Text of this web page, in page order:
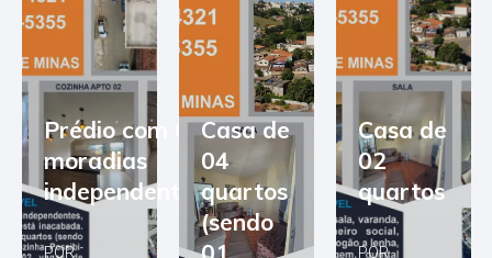
Prédio com 03
moradias
independentes
POR
Casa de
04
quartos
(sendo
Casa de
02
quartos
POR